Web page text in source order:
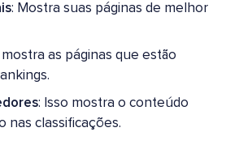
: Mostra suas páginas de melhor
mostra as páginas que estão
: Isso mostra o conteúdo
nas classificações.